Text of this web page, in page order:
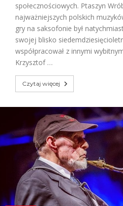
społecznościowych. Ptaszyn
najważniejszych polskich
gry na saksofonie był
swojej blisko
współpracował z innymi
Krzysztof …
Czytaj więcej